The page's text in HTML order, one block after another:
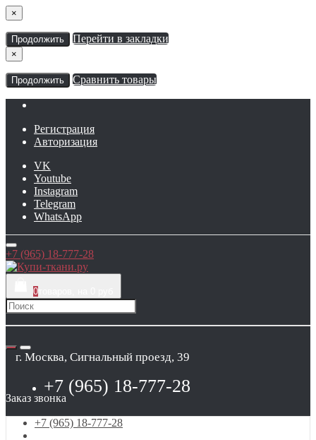
×
Продолжить Перейти в закладки
×
Продолжить Сравнить товары
Регистрация
Авторизация
VK
Youtube
Instagram
Telegram
WhatsApp
+7 (965) 18-777-28
0
г. Москва, Сигнальный проезд, 39
+7 (965) 18-777-28
Заказ звонка
+7 (965) 18-777-28